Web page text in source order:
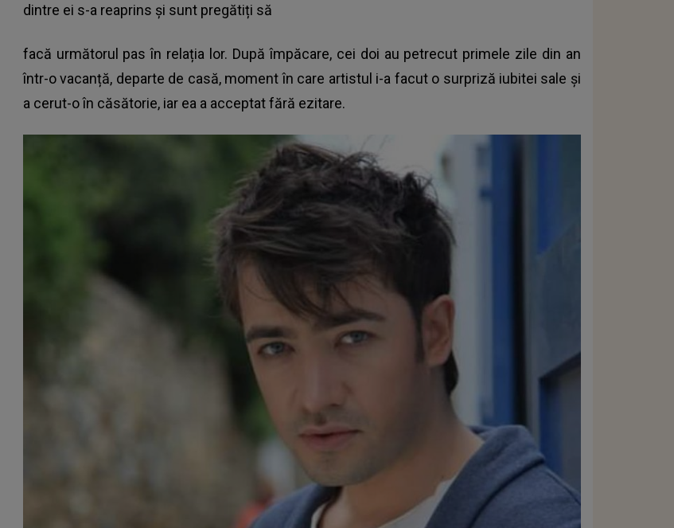
dintre ei s-a reaprins și sunt pregătiți să
facă următorul pas în relația lor. După împăcare, cei doi au petrecut primele zile din an
într-o vacanță, departe de casă, moment în care artistul i-a facut o surpriză iubitei sale și
a cerut-o în căsătorie, iar ea a acceptat fără ezitare.